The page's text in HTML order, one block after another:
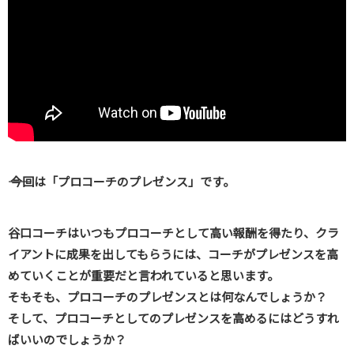
―― 今回は「プロコーチのプレゼンス」です。
谷口コーチはいつもプロコーチとして高い報酬を得たり、クラ
イアントに成果を出してもらうには、コーチがプレゼンスを高
めていくことが重要だと言われていると思います。
そもそも、プロコーチのプレゼンスとは何なんでしょうか？
そして、プロコーチとしてのプレゼンスを高めるにはどうすれ
ばいいのでしょうか？